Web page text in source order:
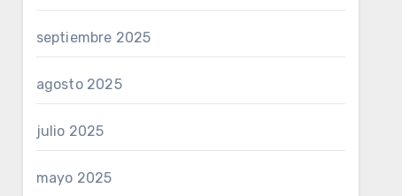
septiembre 2025
agosto 2025
julio 2025
mayo 2025